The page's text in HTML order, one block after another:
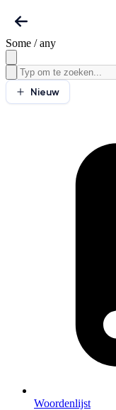
Some / any
Nieuw
Woordenlijst